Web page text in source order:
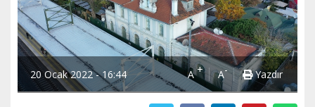
20 Ocak 2022 - 16:44 A+ A- Yazdır